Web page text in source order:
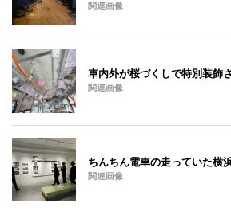
関連画像
車内外が桜づくしで特別装飾
関連画像
ちんちん電車の走っていた横
関連画像